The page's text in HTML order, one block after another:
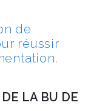
de
réussir
LA BU DE